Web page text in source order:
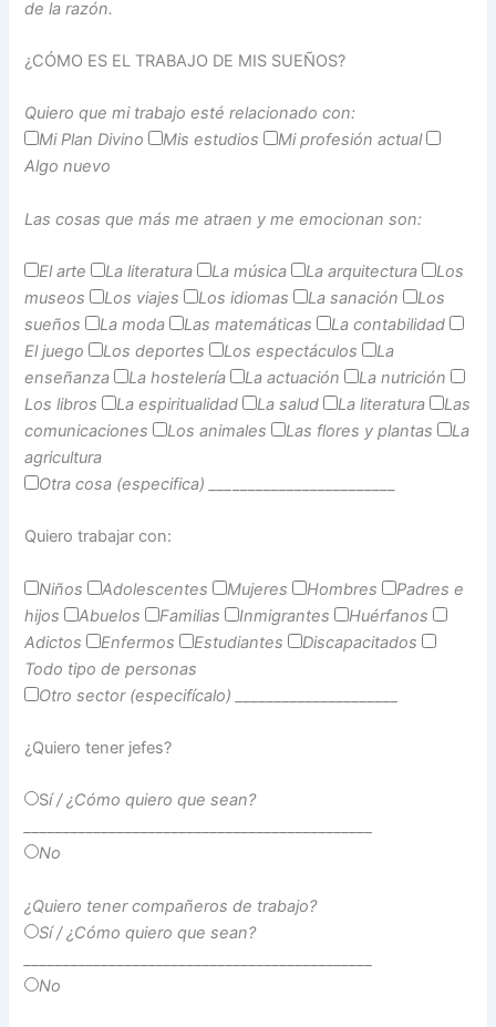
de la razón.
¿CÓMO ES EL TRABAJO DE MIS SUEÑOS?
Quiero que mi trabajo esté relacionado con:
Mi Plan Divino
Mis estudios
Mi profesión actual
Algo nuevo
Las cosas que más me atraen y me emocionan son:
El arte La literatura La música La arquitectura
Los
museos
Los viajes Los idiomas La sanación
Los
sueños
La moda Las matemáticas
La contabilidad
El juego
Los deportes Los espectáculos
La
enseñanza
La hostelería La actuación
La nutrición
Los libros
La espiritualidad La salud La literatura
Las
comunicaciones
Los animales Las flores y plantas
La
agricultura
Otra cosa (especifica) ___
Quiero trabajar con:
Niños Adolescentes Mujeres Hombres
Padres e
hijos
Abuelos Familias Inmigrantes
Huérfanos
Adictos
Enfermos Estudiantes
Discapacitados
Todo tipo de personas
Otro sector (especifícalo)
¿Quiero tener jefes?
Sí / ¿Cómo quiero que sean?
No
¿Quiero tener compañeros de trabajo?
Sí / ¿Cómo quiero que sean?
No